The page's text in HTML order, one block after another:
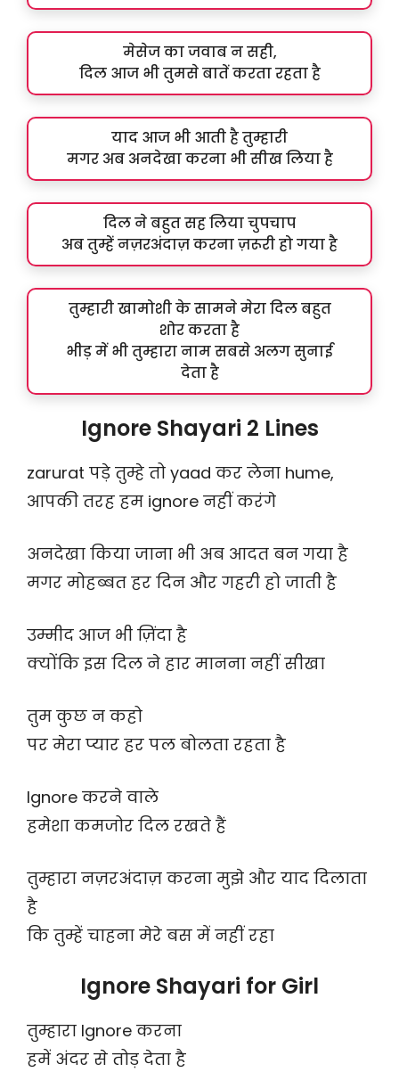
मेसेज का जवाब न सही,
दिल आज भी तुमसे बातें करता रहता है
याद आज भी आती है तुम्हारी
मगर अब अनदेखा करना भी सीख लिया है
दिल ने बहुत सह लिया चुपचाप
अब तुम्हें नज़रअंदाज़ करना ज़रूरी हो गया है
तुम्हारी खामोशी के सामने मेरा दिल बहुत
शोर करता है
भीड़ में भी तुम्हारा नाम सबसे अलग सुनाई
देता है
Ignore Shayari 2 Lines
zarurat पड़े तुम्हे तो yaad कर लेना hume,
आपकी तरह हम ignore नहीं करंगे
अनदेखा किया जाना भी अब आदत बन गया है
मगर मोहब्बत हर दिन और गहरी हो जाती है
उम्मीद आज भी ज़िंदा है
क्योंकि इस दिल ने हार मानना नहीं सीखा
तुम कुछ न कहो
पर मेरा प्यार हर पल बोलता रहता है
Ignore करने वाले
हमेशा कमजोर दिल रखते हैं
तुम्हारा नज़रअंदाज़ करना मुझे और याद दिलाता
है
कि तुम्हें चाहना मेरे बस में नहीं रहा
Ignore Shayari for Girl
तुम्हारा Ignore करना
हमें अंदर से तोड़ देता है